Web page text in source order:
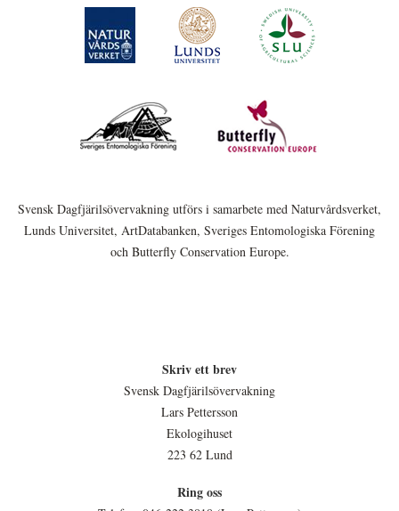
Svensk Dagfjärilsövervakning utförs i samarbete med Naturvårdsverket,
Lunds Universitet, ArtDatabanken, Sveriges Entomologiska Förening
och Butterfly Conservation Europe.
Skriv ett brev
Svensk Dagfjärilsövervakning
Lars Pettersson
Ekologihuset
223 62 Lund
Ring oss